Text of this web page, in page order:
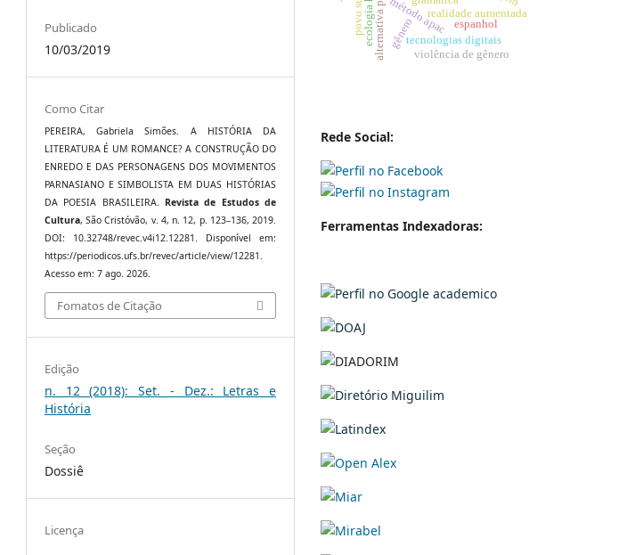
Publicado
10/03/2019
Como Citar
PEREIRA, Gabriela Simões. A HISTÓRIA DA
LITERATURA É UM ROMANCE? A CONSTRUÇÃO DO
ENREDO E DAS PERSONAGENS DOS MOVIMENTOS
PARNASIANO E SIMBOLISTA EM DUAS HISTÓRIAS
DA POESIA BRASILEIRA. Revista de Estudos de
Cultura, São Cristóvão, v. 4, n. 12, p. 123–136, 2019.
DOI: 10.32748/revec.v4i12.12281. Disponível em:
https://periodicos.ufs.br/revec/article/view/12281.
Acesso em: 7 ago. 2026.
Fomatos de Citação
Edição
n. 12 (2018): Set. - Dez.: Letras e
História
Seção
Dossiê
Licença
realidade aumentada
método apac
tecnologias digitais
violência de gênero
gênero espanhol
Rede Social:
Ferramentas Indexadoras: